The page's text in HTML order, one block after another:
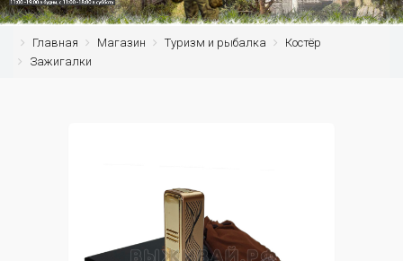
Главная Магазин Туризм и рыбалка
Костёр
Зажигалки